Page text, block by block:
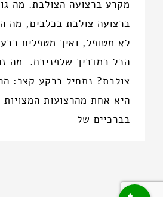
מקרע ברצועה הצולבת. מה
ברצועה צולבת בכלבים, מה
לא מטופל, ואיך מטפלים
הכל במדריך שלפניכם. מה
צולבת? נתחיל ברקע קצר:
היא אחת מהרצועות
בברכיים של